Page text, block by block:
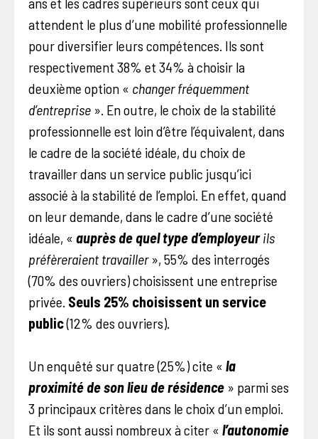
attendent le plus d’une mobilité professionnelle
pour diversifier leurs compétences. Ils sont
respectivement 38% et 34% à choisir la
deuxième option « changer fréquemment
d’entreprise ». En outre, le choix de la stabilité
professionnelle est loin d’être l’équivalent, dans
le cadre de la société idéale, du choix de
travailler dans un service public jusqu’ici
associé à la stabilité de l’emploi. En effet, quand
on leur demande, dans le cadre d’une société
idéale, « auprès de quel type d’employeurils
préfèreraient travailler», 55% des interrogés
(70% des ouvriers) choisissent une entreprise
privée. Seuls 25% choisissent un service
public(12% des ouvriers).
Un enquêté sur quatre (25%) cite « la
proximité de son lieu de résidence » parmi ses
3 principaux critères dans le choix d’un emploi.
Et ils sont aussi nombreux à citer « l’autonomie